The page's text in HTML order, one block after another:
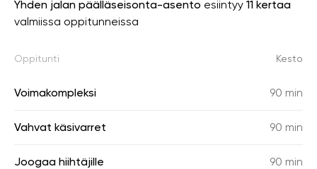
Yhden jalan päälläseisonta-asento esiintyy 11 kertaa
valmiissa oppitunneissa
Oppitunti Kesto
Voimakompleksi 90 min
Vahvat käsivarret 90 min
Joogaa hiihtäjille 90 min